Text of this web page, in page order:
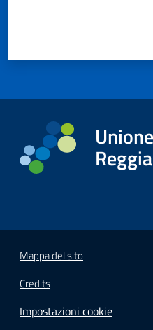
Mappa del sito
Credits
Impostazioni cookie